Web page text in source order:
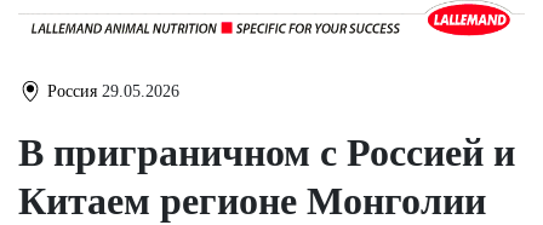
Россия 29.05.2026
В приграничном с Россией и
Китаем регионе Монголии